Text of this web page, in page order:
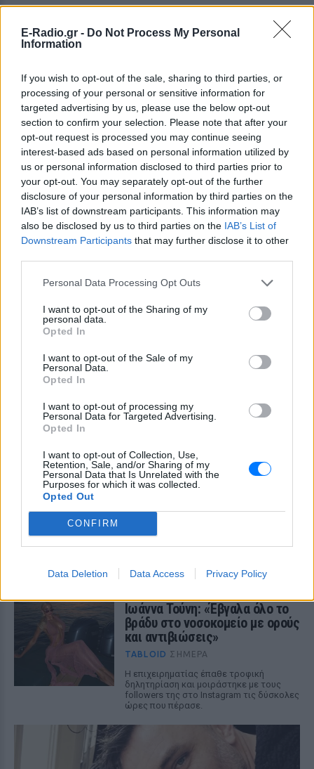
E-Radio.gr - Do Not Process My Personal
Information
If you wish to opt-out of the sale, sharing to third parties, or
processing of your personal or sensitive information for
targeted advertising by us, please use the below opt-out
section to confirm your selection. Please note that after your
opt-out request is processed you may continue seeing
interest-based ads based on personal information utilized by
us or personal information disclosed to third parties prior to
your opt-out. You may separately opt-out of the further
disclosure of your personal information by third parties on the
IAB’s list of downstream participants. This information may
also be disclosed by us to third parties on the IAB’s List of
Downstream Participants that may further disclose it to other
Personal Data Processing Opt Outs
I want to opt-out of the Sharing of my
personal data.
Opted In
I want to opt-out of the Sale of my
Personal Data.
Opted In
I want to opt-out of processing my
Personal Data for Targeted Advertising.
Opted In
I want to opt-out of Collection, Use,
Retention, Sale, and/or Sharing of my
Personal Data that Is Unrelated with the
Purposes for which it was collected.
Opted Out
CONFIRM
Data Deletion Data Access Privacy Policy
ΔΕΙΤΕ ΕΠΙΣΗΣ
ΣΤΗΝ ΙΔΙΑ ΚΑΤΗΓΟΡΙΑ
Βάλια Χατζηθεοδώρου: Μπικίνι
Μύκονο – Οι φωτογραφίες της
TABLOID ΣΉΜΕΡΑ
καλοκαιρινές της διακοπές στο «νησί
των ανέμων».
Πάρο με μαύρο μπικίνι ‑ δείτε
από τις καλοκαιρινές της διακοπές στο
νησί των Κυκλάδων
Ιωάννα Τούνη: «Έβγαλα όλο το
βράδυ στο νοσοκομείο με ορούς
και αντιβιώσεις»
TABLOID ΣΉΜΕΡΑ
Η επιχειρηματίας έπαθε τροφική
δηλητηρίαση και μοιράστηκε με τους
followers της στο Instagram τις δύσκολες
ώρες που πέρασε.